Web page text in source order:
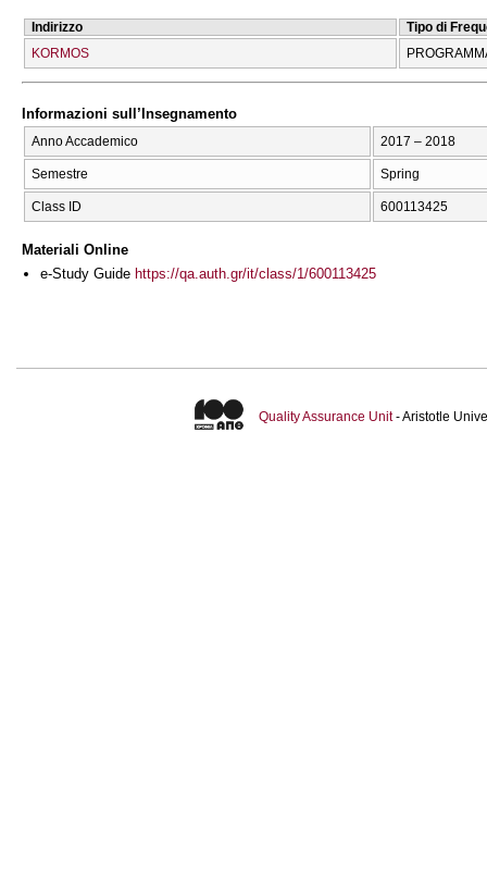
Indirizzo
Tipo di
KORMOS
Informazioni sull’Insegnamento
Anno Accademico 2017 – 2018
Semestre Spring
Class ID 600113425
Materiali Online
e-Study Guide https://qa.auth.gr/it/class/1/600113425
Quality Assurance Unit- Aristotle